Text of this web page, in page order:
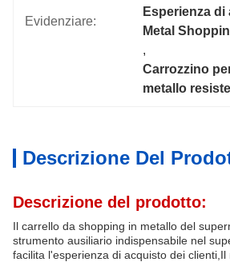
Evidenziare:
Esperienza
Metal
,
Carrozzino
metallo
Descrizione Del
Descrizione del prodotto:
Il carrello da shopping in metallo del
strumento ausiliario indispensabile nel
facilita l'esperienza di acquisto dei